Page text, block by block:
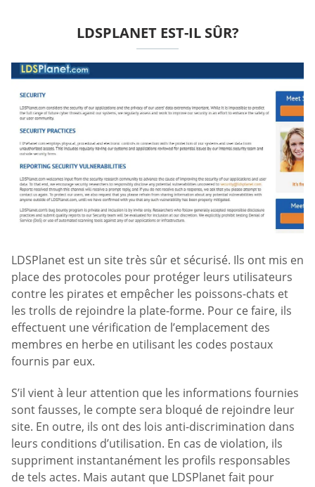
LDSPLANET EST-IL SÛR?
LDSPlanet est un site très sûr et sécurisé. Ils ont mis en
place des protocoles pour protéger leurs utilisateurs
contre les pirates et empêcher les poissons-chats et
les trolls de rejoindre la plate-forme. Pour ce faire, ils
effectuent une vérification de l’emplacement des
membres en herbe en utilisant les codes postaux
fournis par eux.
S’il vient à leur attention que les informations fournies
sont fausses, le compte sera bloqué de rejoindre leur
site. En outre, ils ont des lois anti-discrimination dans
leurs conditions d’utilisation. En cas de violation, ils
suppriment instantanément les profils responsables
de tels actes. Mais autant que LDSPlanet fait pour